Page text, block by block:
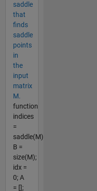
saddle
that
finds
saddle
points
in
the
input
matrix
M.
function
indices
=
saddle(M)
B =
size(M);
idx =
0; A
= [];